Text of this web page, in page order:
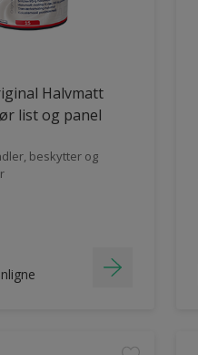
Halvmatt
list og panel
beskytter og